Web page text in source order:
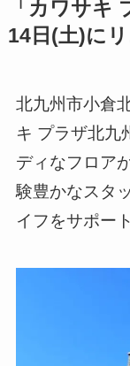
「カワサキ
14日(土)に
北九州市小倉
キ プラザ北九
ディなフロア
験豊かなスタ
イフをサポー